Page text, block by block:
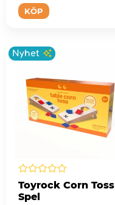
KÖP
Nyhet
Toyrock Corn Toss
Spel